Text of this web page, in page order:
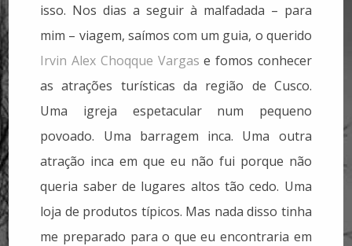
isso. Nos dias a seguir à malfadada – para
mim – viagem, saímos com um guia, o querido
Irvin Alex Choqque Vargas e fomos conhecer
as atrações turísticas da região de Cusco.
Uma igreja espetacular num pequeno
povoado. Uma barragem inca. Uma outra
atração inca em que eu não fui porque não
queria saber de lugares altos tão cedo. Uma
loja de produtos típicos. Mas nada disso tinha
me preparado para o que eu encontraria em